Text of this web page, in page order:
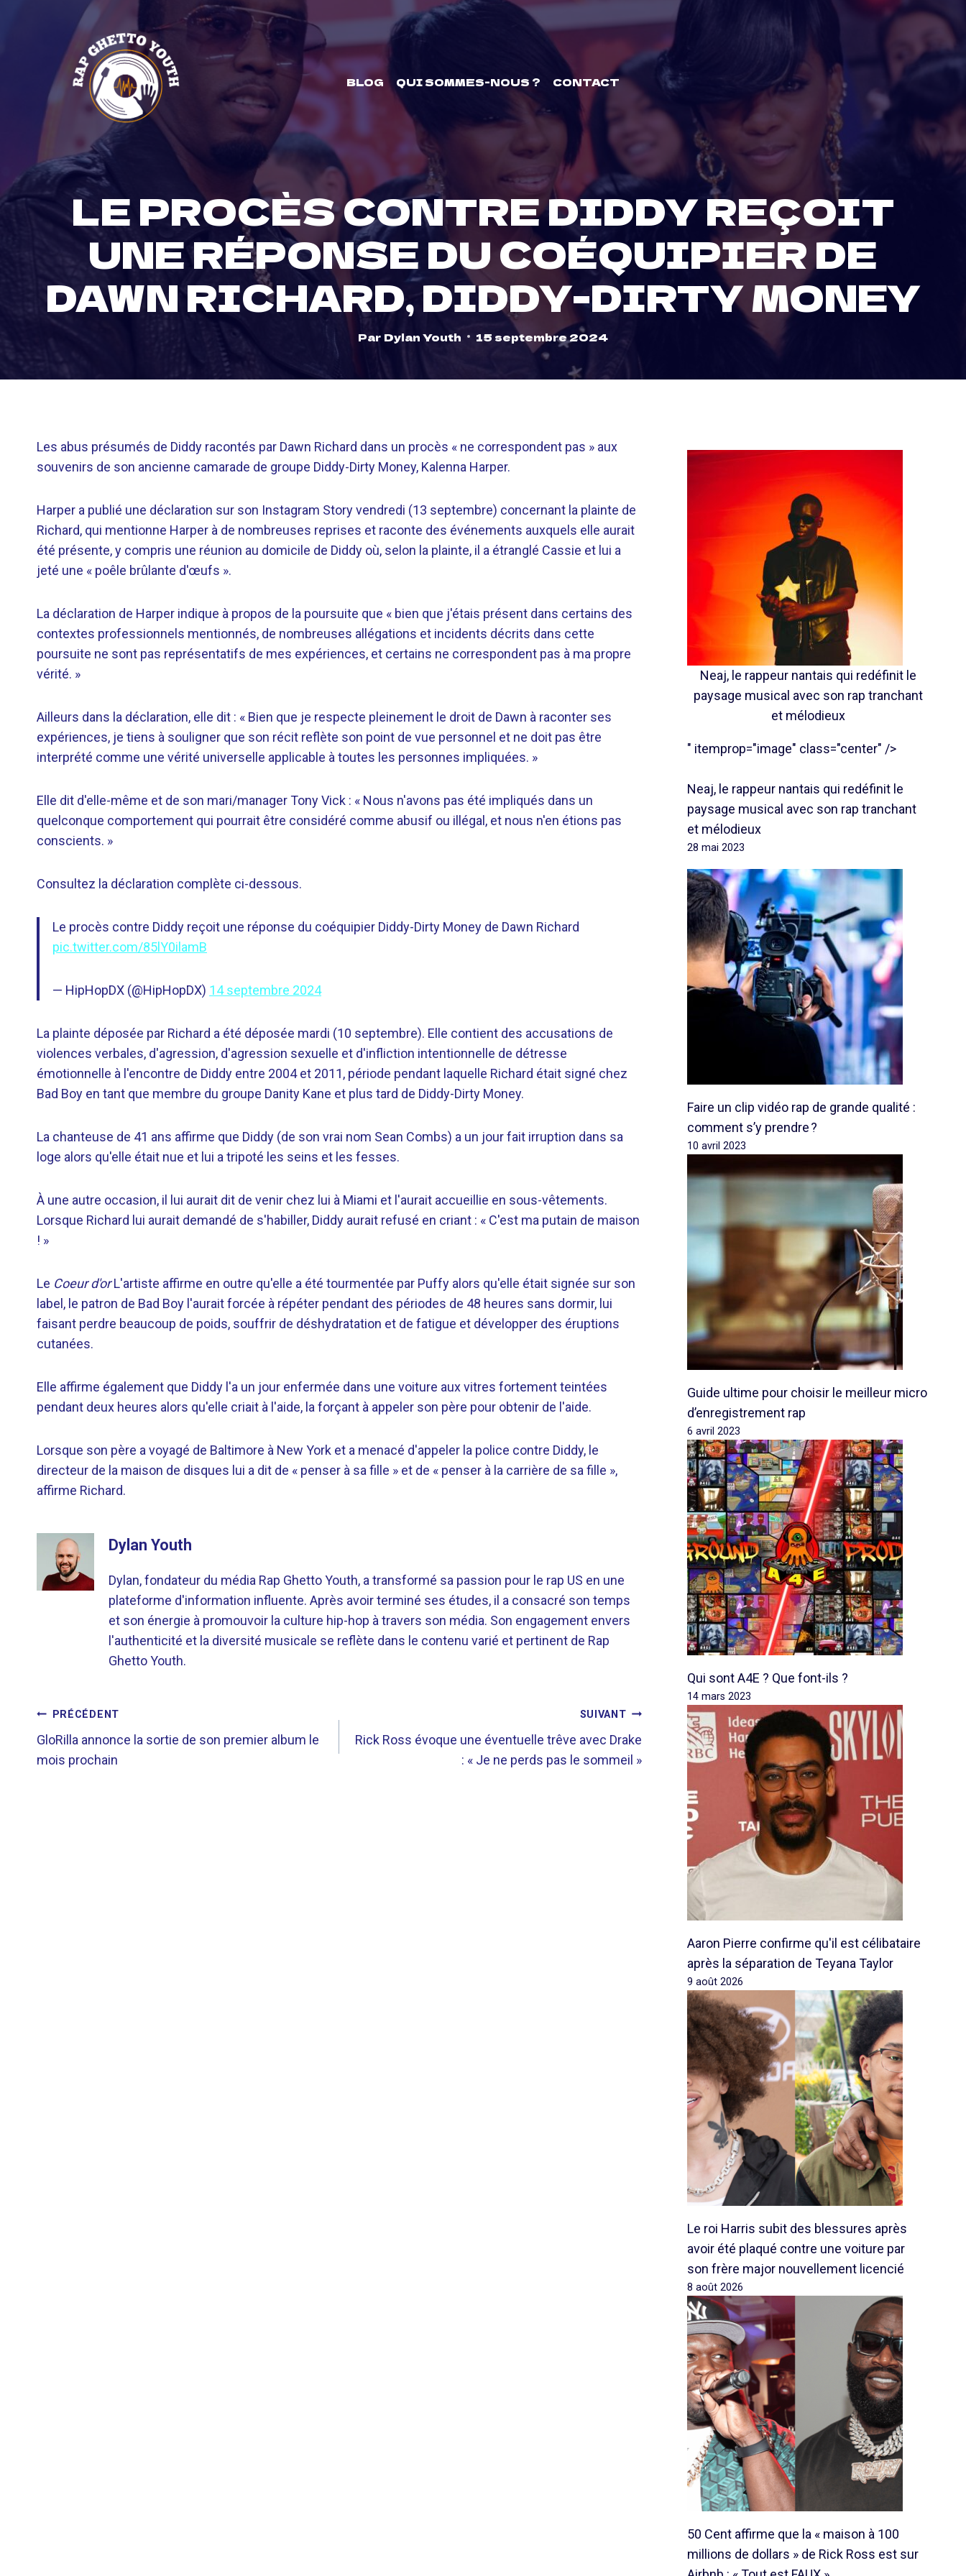
BLOG QUI SOMMES-NOUS ? CONTACT
LE PROCÈS CONTRE DIDDY REÇOIT
UNE RÉPONSE DU COÉQUIPIER DE
DAWN RICHARD, DIDDY-DIRTY MONEY
Par Dylan Youth 15 septembre 2024
Les abus présumés de Diddy racontés par Dawn Richard dans un procès « ne correspondent pas » aux
souvenirs de son ancienne camarade de groupe Diddy-Dirty Money, Kalenna Harper.
Harper a publié une déclaration sur son Instagram Story vendredi (13 septembre) concernant la plainte de
Richard, qui mentionne Harper à de nombreuses reprises et raconte des événements auxquels elle aurait
été présente, y compris une réunion au domicile de Diddy où, selon la plainte, il a étranglé Cassie et lui a
jeté une « poêle brûlante d'œufs ».
La déclaration de Harper indique à propos de la poursuite que « bien que j'étais présent dans certains des
contextes professionnels mentionnés, de nombreuses allégations et incidents décrits dans cette
poursuite ne sont pas représentatifs de mes expériences, et certains ne correspondent pas à ma propre
vérité. »
Ailleurs dans la déclaration, elle dit : « Bien que je respecte pleinement le droit de Dawn à raconter ses
expériences, je tiens à souligner que son récit reflète son point de vue personnel et ne doit pas être
interprété comme une vérité universelle applicable à toutes les personnes impliquées. »
Elle dit d'elle-même et de son mari/manager Tony Vick : « Nous n'avons pas été impliqués dans un
quelconque comportement qui pourrait être considéré comme abusif ou illégal, et nous n'en étions pas
conscients. »
Consultez la déclaration complète ci-dessous.
Le procès contre Diddy reçoit une réponse du coéquipier Diddy-Dirty Money de Dawn Richard
pic.twitter.com/85lY0ilamB
— HipHopDX (@HipHopDX) 14 septembre 2024
La plainte déposée par Richard a été déposée mardi (10 septembre). Elle contient des accusations de
violences verbales, d'agression, d'agression sexuelle et d'infliction intentionnelle de détresse
émotionnelle à l'encontre de Diddy entre 2004 et 2011, période pendant laquelle Richard était signé chez
Bad Boy en tant que membre du groupe Danity Kane et plus tard de Diddy-Dirty Money.
La chanteuse de 41 ans affirme que Diddy (de son vrai nom Sean Combs) a un jour fait irruption dans sa
loge alors qu'elle était nue et lui a tripoté les seins et les fesses.
À une autre occasion, il lui aurait dit de venir chez lui à Miami et l'aurait accueillie en sous-vêtements.
Lorsque Richard lui aurait demandé de s'habiller, Diddy aurait refusé en criant : « C'est ma putain de maison
! »
Le Coeur d'orL'artiste affirme en outre qu'elle a été tourmentée par Puffy alors qu'elle était signée sur son
label, le patron de Bad Boy l'aurait forcée à répéter pendant des périodes de 48 heures sans dormir, lui
faisant perdre beaucoup de poids, souffrir de déshydratation et de fatigue et développer des éruptions
cutanées.
Elle affirme également que Diddy l'a un jour enfermée dans une voiture aux vitres fortement teintées
pendant deux heures alors qu'elle criait à l'aide, la forçant à appeler son père pour obtenir de l'aide.
Lorsque son père a voyagé de Baltimore à New York et a menacé d'appeler la police contre Diddy, le
directeur de la maison de disques lui a dit de « penser à sa fille » et de « penser à la carrière de sa fille »,
affirme Richard.
Dylan Youth
Dylan, fondateur du média Rap Ghetto Youth, a transformé sa passion pour le rap US en une
plateforme d'information influente. Après avoir terminé ses études, il a consacré son temps
et son énergie à promouvoir la culture hip-hop à travers son média. Son engagement envers
l'authenticité et la diversité musicale se reflète dans le contenu varié et pertinent de Rap
Ghetto Youth.
NAVIGATION
DE
PRÉCÉDENT
GloRilla annonce la sortie de son premier album le
mois prochain
SUIVANT
Rick Ross évoque une éventuelle trêve avec Drake
: « Je ne perds pas le sommeil »
Neaj, le rappeur nantais qui redéfinit le
paysage musical avec son rap tranchant
et mélodieux
" itemprop="image" class="center" />
Neaj, le rappeur nantais qui redéfinit le
paysage musical avec son rap tranchant
et mélodieux
28 mai 2023
Faire un clip vidéo rap de grande qualité :
comment s’y prendre ?
10 avril 2023
Guide ultime pour choisir le meilleur micro
d’enregistrement rap
6 avril 2023
Qui sont A4E ? Que font-ils ?
14 mars 2023
Aaron Pierre confirme qu'il est célibataire
après la séparation de Teyana Taylor
9 août 2026
Le roi Harris subit des blessures après
avoir été plaqué contre une voiture par
son frère major nouvellement licencié
8 août 2026
50 Cent affirme que la « maison à 100
millions de dollars » de Rick Ross est sur